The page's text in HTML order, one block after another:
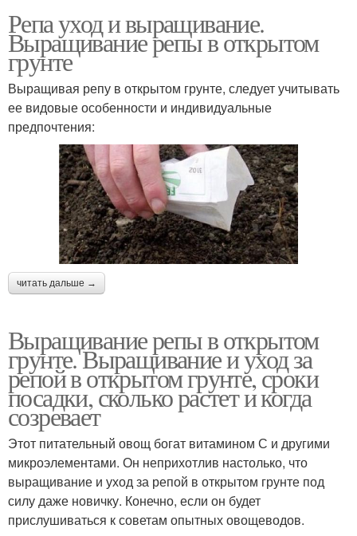
Репа уход и выращивание.
Выращивание репы в открытом
грунте
Выращивая репу в открытом грунте, следует учитывать
ее видовые особенности и индивидуальные
предпочтения:
читать дальше →
Выращивание репы в открытом
грунте. Выращивание и уход за
репой в открытом грунте, сроки
посадки, сколько растет и когда
созревает
Этот питательный овощ богат витамином С и другими
микроэлементами. Он неприхотлив настолько, что
выращивание и уход за репой в открытом грунте под
силу даже новичку. Конечно, если он будет
прислушиваться к советам опытных овощеводов.